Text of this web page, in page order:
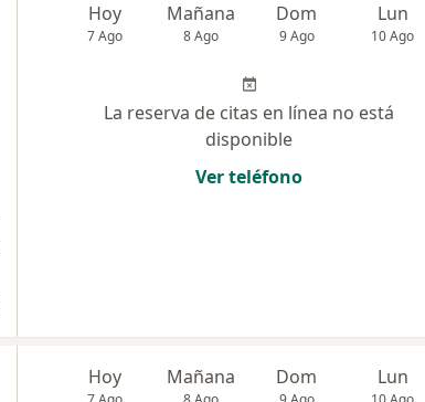
Hoy
7 Ago
Mañana
8 Ago
Dom
9 Ago
Lun
10 Ago
La reserva de citas en línea no está
disponible
Ver teléfono
Hoy Mañana Dom Lun